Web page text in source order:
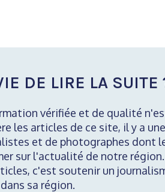
DE LIRE LA SUITE
vérifiée et de qualité
les articles de ce site, il y a
et de photographes dont
sur l'actualité de notre
c'est soutenir un
sa région.